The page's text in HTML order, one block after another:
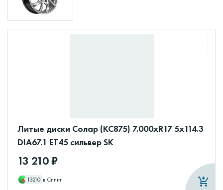
Литые диски Солар (КС875) 7.000xR17 5x114.3
DIA67.1 ET45 сильвер SK
13 210 ₽
13210 в Сплит